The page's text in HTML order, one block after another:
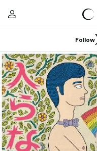
Follow